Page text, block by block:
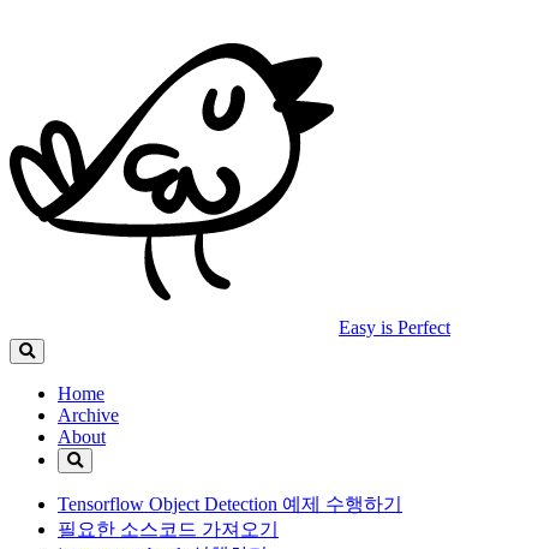
Easy is Perfect
Home
Archive
About
Tensorflow Object Detection 예제 수행하기
필요한 소스코드 가져오기